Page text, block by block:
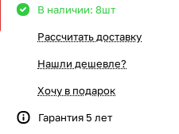
В наличии: 8шт
Рассчитать доставку
Нашли дешевле?
Хочу в подарок
Гарантия 5 лет